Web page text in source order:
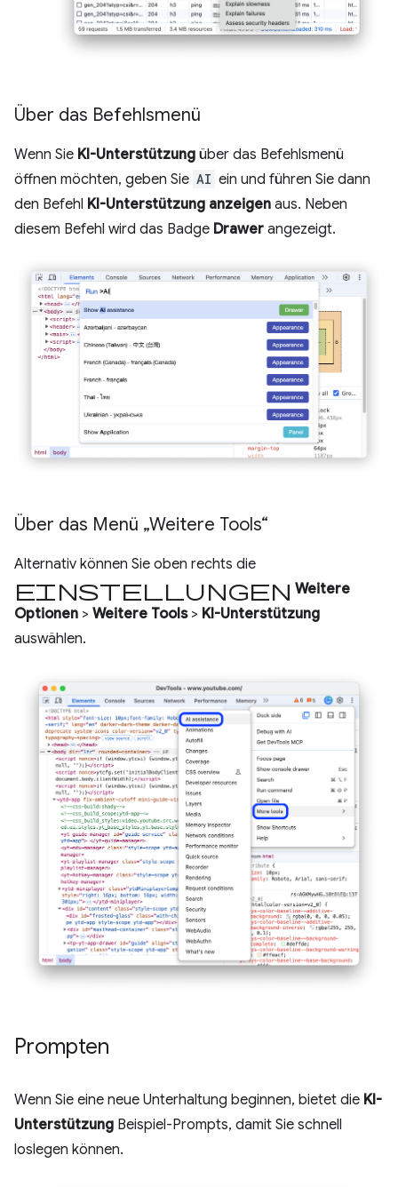
Über das Befehlsmenü
Wenn Sie KI-Unterstützung über das Befehlsmenü
öffnen möchten, geben Sie AI ein und führen Sie dann
den Befehl KI-Unterstützung anzeigen aus. Neben
diesem Befehl wird das Badge Drawer angezeigt.
Über das Menü „Weitere Tools“
Alternativ können Sie oben rechts die
Einstellungen Weitere
Optionen > Weitere Tools> KI-Unterstützung
auswählen.
Prompten
Wenn Sie eine neue Unterhaltung beginnen, bietet die KI-
Unterstützung Beispiel-Prompts, damit Sie schnell
loslegen können.